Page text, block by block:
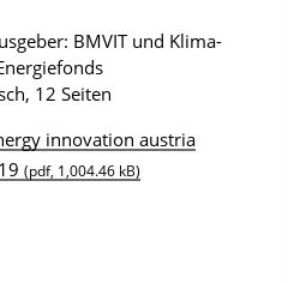
BMVIT und Klima-
12 Seiten
innovation austria
(pdf, 1,004.46 kB)